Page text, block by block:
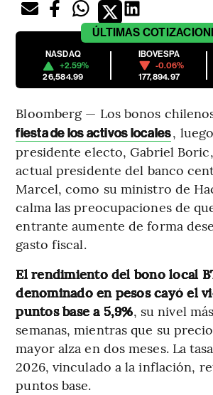
ÚLTIMAS
NASDAQ
+2.59%
26,584.99
IBOVESPA
-0.06%
177,894.97
Bloomberg — Los bonos
fiesta de los activos locales,
presidente electo, Gabriel
actual presidente del banco
Marcel, como su ministro de
calma las preocupaciones de
entrante aumente de forma
gasto fiscal.
El rendimiento del bono local
denominado en pesos cayó el
puntos base a 5,9%, su nivel
semanas, mientras que su
mayor alza en dos meses. La
2026, vinculado a la inflación,
puntos base.